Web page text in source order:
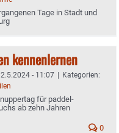
Tage in Stadt und
kennenlernen
2.5.2024 - 11:07 | Kategorien:
für paddel-
ab zehn Jahren
0